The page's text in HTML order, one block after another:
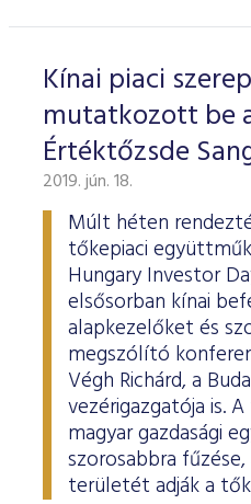
Kínai piaci
mutatkozott be
Értéktőzsde
2019. jún. 18.
Múlt héten
tőkepiaci
Hungary Investor
elsősorban kínai
alapkezelőket és
megszólító
Végh Richárd, a
vezérigazgatója is.
magyar gazdasági
szorosabbra
területét adják a